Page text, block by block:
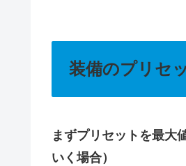
装備のプリセ
まずプリセットを最大
いく場合）